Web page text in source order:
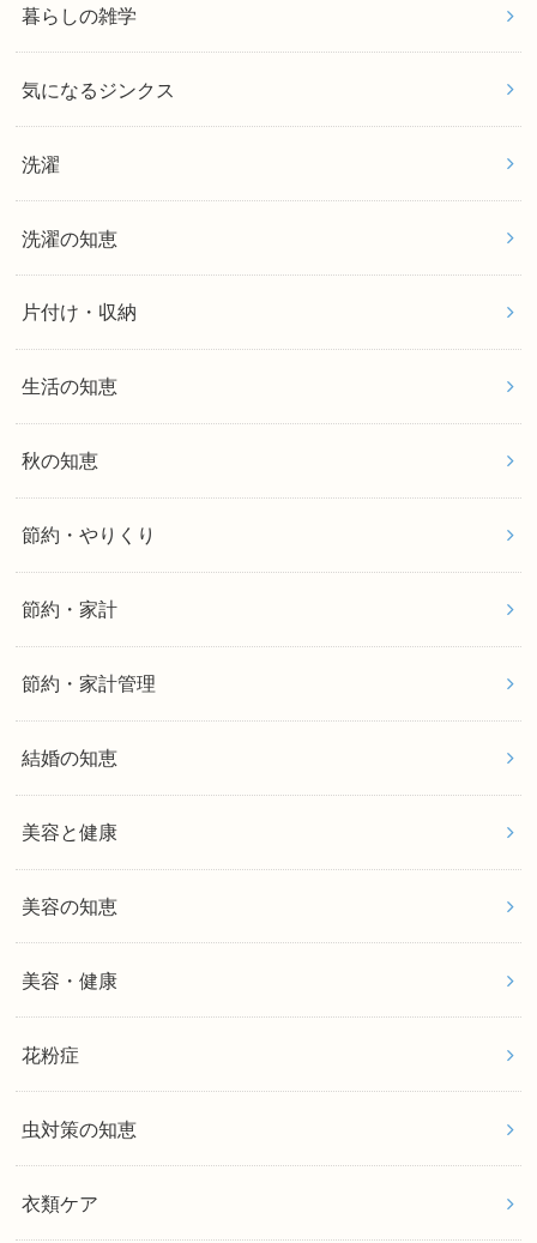
暮らしの雑学
気になるジンクス
洗濯
洗濯の知恵
片付け・収納
生活の知恵
秋の知恵
節約・やりくり
節約・家計
節約・家計管理
結婚の知恵
美容と健康
美容の知恵
美容・健康
花粉症
虫対策の知恵
衣類ケア